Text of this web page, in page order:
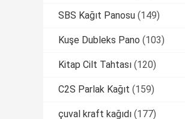
SBS Kağıt Panosu (149)
Kuşe Dubleks Pano (103)
Kitap Cilt Tahtası (120)
C2S Parlak Kağıt (159)
çuval kraft kağıdı (177)